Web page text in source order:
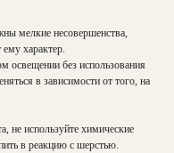
мелкие несовершенства,
ему характер.
освещении без использования
в зависимости от того, на
не используйте химические
в реакцию с шерстью.